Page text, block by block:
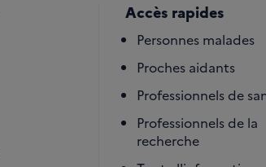
Accès rapides
Personnes malades
Proches aidants
Professionnels de
Professionnels de la
recherche